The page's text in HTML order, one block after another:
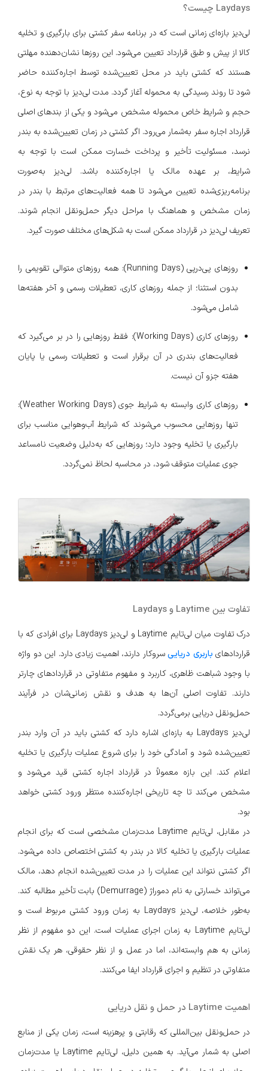
Laydays چیست؟
لی‌دیز بازه‌ای زمانی است که در برنامه سفر کشتی برای بارگیری و تخلیه
کالا از پیش و طبق قرارداد تعیین می‌شود. این روزها نشان‌دهنده مهلتی
هستند که کشتی باید در محل تعیین‌شده توسط اجاره‌کننده حاضر
شود تا روند رسیدگی به محموله آغاز گردد. مدت لی‌دیز با توجه به نوع،
حجم و شرایط خاص محموله مشخص می‌شود و یکی از بندهای اصلی
قرارداد اجاره سفر به‌شمار می‌رود. اگر کشتی در زمان تعیین‌شده به بندر
نرسد، مسئولیت تأخیر و پرداخت خسارت ممکن است با توجه به
شرایط، بر عهده مالک یا اجاره‌کننده باشد. لی‌دیز به‌صورت
برنامه‌ریزی‌شده تعیین می‌شود تا همه فعالیت‌های مرتبط با بندر در
زمان مشخص و هماهنگ با مراحل دیگر حمل‌ونقل انجام شوند.
تعریف لی‌دیز در قرارداد ممکن است به شکل‌های مختلف صورت گیرد.
روزهای پی‌درپی (Running Days): همه روزهای متوالی تقویمی را
بدون استثنا؛ از جمله روزهای کاری، تعطیلات رسمی و آخر هفته‌ها
شامل می‌شود.
روزهای کاری (Working Days): فقط روزهایی را در بر می‌گیرد که
فعالیت‌های بندری در آن برقرار است و تعطیلات رسمی یا پایان
هفته جزو آن نیست.
روزهای کاری وابسته به شرایط جوی (Weather Working Days):
تنها روزهایی محسوب می‌شوند که شرایط آب‌وهوایی مناسب برای
بارگیری یا تخلیه وجود دارد؛ روزهایی که به‌دلیل وضعیت نامساعد
جوی عملیات متوقف شود، در محاسبه لحاظ نمی‌گردد.
تفاوت بین Laytime و Laydays
درک تفاوت میان لی‌تایم Laytime و لی‌دیز Laydays برای افرادی که با
قراردادهای باربری دریاییسروکار دارند، اهمیت زیادی دارد. این دو واژه
با وجود شباهت ظاهری، کاربرد و مفهوم متفاوتی در قراردادهای چارتر
دارند. تفاوت اصلی آن‌ها به هدف و نقش زمانی‌شان در فرآیند
حمل‌ونقل دریایی برمی‌گردد.
لی‌دیز Laydays به بازه‌ای اشاره دارد که کشتی باید در آن وارد بندر
تعیین‌شده شود و آمادگی خود را برای شروع عملیات بارگیری یا تخلیه
اعلام کند. این بازه معمولاً در قرارداد اجاره کشتی قید می‌شود و
مشخص می‌کند تا چه تاریخی اجاره‌کننده منتظر ورود کشتی خواهد
بود.
در مقابل، لی‌تایم Laytime مدت‌زمان مشخصی است که برای انجام
عملیات بارگیری یا تخلیه کالا در بندر به کشتی اختصاص داده می‌شود.
اگر کشتی نتواند این عملیات را در مدت تعیین‌شده انجام دهد، مالک
می‌تواند خسارتی به نام دموراژ (Demurrage) بابت تأخیر مطالبه کند.
به‌طور خلاصه، لی‌دیز Laydays به زمان ورود کشتی مربوط است و
لی‌تایم Laytime به زمان اجرای عملیات است. این دو مفهوم از نظر
زمانی به هم وابسته‌اند، اما در عمل و از نظر حقوقی، هر یک نقش
متفاوتی در تنظیم و اجرای قرارداد ایفا می‌کنند.
اهمیت Laytime در حمل و نقل دریایی
در حمل‌ونقل بین‌المللی که رقابتی و پرهزینه است، زمان یکی از منابع
اصلی به شمار می‌آید. به همین دلیل، لی‌تایم Laytime یا مدت‌زمان